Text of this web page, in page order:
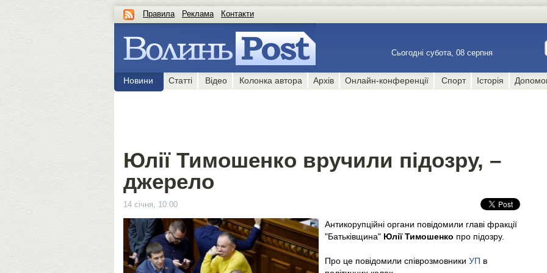
Правила Реклама Контакти
Сьогодні субота, 08 серпня
Новини Статті Відео Колонка автора Архів Онлайн-конференції Спорт Історія
Юлії Тимошенко вручили підозру, –
джерело
14 січня, 10:00
Антикорупційні органи повідомили главі фракції
"Батьківщина" Юлії Тимошенко про підозру.
Про це повідомили співрозмовники УП в